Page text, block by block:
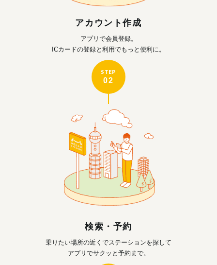
アカウント作成
アプリで会員登録。
ICカードの登録と利用でもっと便利に。
STEP
02
検索・予約
乗りたい場所の近くでステーションを探して
アプリでサクッと予約まで。